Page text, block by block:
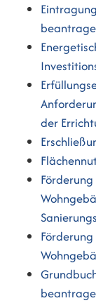
der